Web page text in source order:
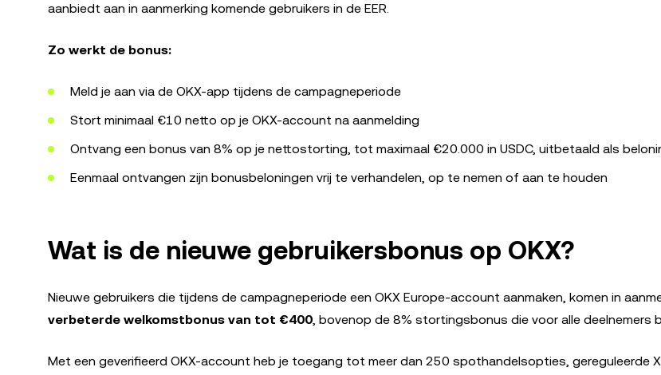
aanbiedt aan in aanmerking komende gebruikers in de EER.
Zo werkt de bonus:
Meld je aan via de OKX-app tijdens de campagneperiode
Stort minimaal €10 netto op je OKX-account na aanmelding
Ontvang een bonus van 8% op je nettostorting, tot maximaal €20.000 in USDC, uitbetaald als
Eenmaal ontvangen zijn bonusbeloningen vrij te verhandelen, op te nemen of aan te houden
Wat is de nieuwe gebruikersbonus op OKX?
Nieuwe gebruikers die tijdens de campagneperiode een OKX Europe-account aanmaken, komen in
verbeterde welkomstbonus van tot €400, bovenop de 8% stortingsbonus die voor alle deelnemers
Met een geverifieerd OKX-account heb je toegang tot meer dan 250 spothandelsopties, gereguleerde